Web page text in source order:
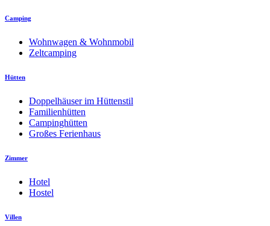
Camping
Wohnwagen & Wohnmobil
Zeltcamping
Hütten
Doppelhäuser im Hüttenstil
Familienhütten
Campinghütten
Großes Ferienhaus
Zimmer
Hotel
Hostel
Villen